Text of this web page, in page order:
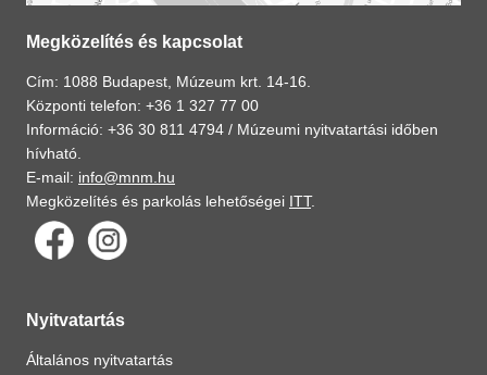
Megközelítés és kapcsolat
Cím: 1088 Budapest, Múzeum krt. 14-16.
Központi telefon: +36 1 327 77 00
Információ: +36 30 811 4794 / Múzeumi nyitvatartási időben
hívható.
E-mail: info@mnm.hu
Megközelítés és parkolás lehetőségei ITT.
Nyitvatartás
Általános nyitvatartás